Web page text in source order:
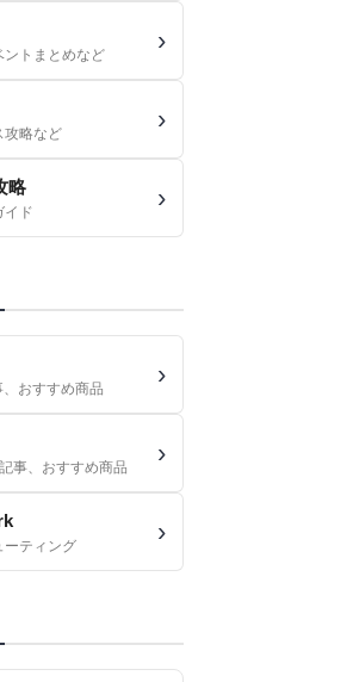
ントまとめなど
攻略など
略
イド
おすすめ商品
事、おすすめ商品
ーティング